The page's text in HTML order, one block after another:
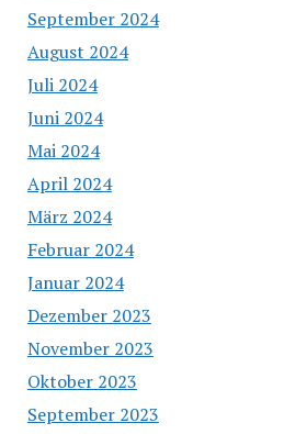
September 2024
August 2024
Juli 2024
Juni 2024
Mai 2024
April 2024
März 2024
Februar 2024
Januar 2024
Dezember 2023
November 2023
Oktober 2023
September 2023